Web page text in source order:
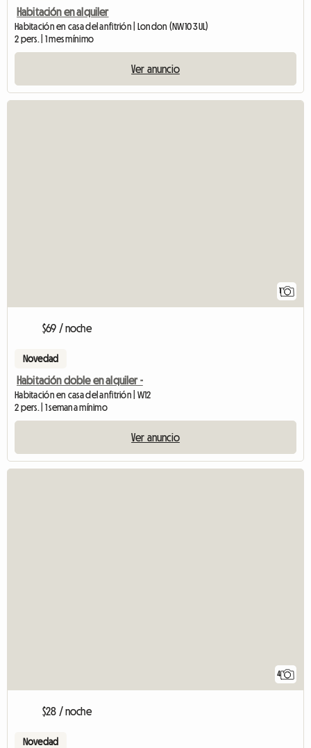
Habitación en alquiler
Habitación en casa del anfitrión | London (NW10 3UL)
2 pers. | 1 mes mínimo
Ver anuncio
$69 / noche
Novedad
Habitación doble en alquiler -
Habitación en casa del anfitrión | W12
2 pers. | 1 semana mínimo
Ver anuncio
4
$28 / noche
Novedad